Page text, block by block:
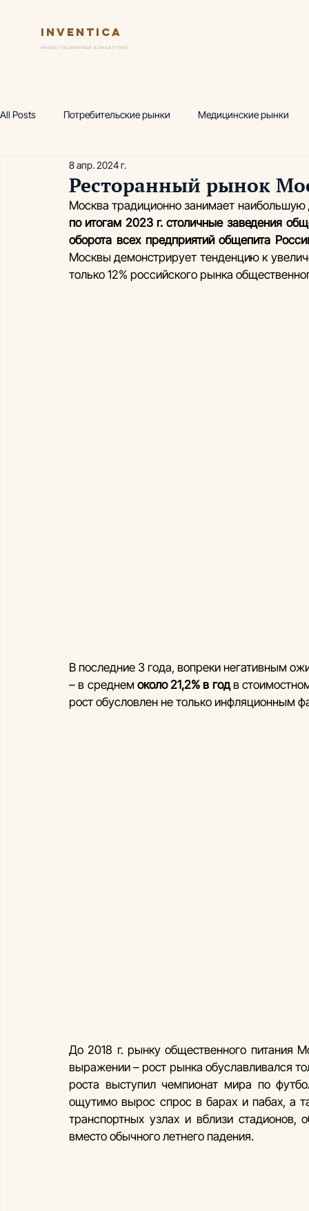
Inventica
ИНВЕСТИЦИОННЫЙ КОНСАЛТИНГ
All Posts Потребительские рынки Медицинские рынки
Финансовая модель
Wellness-центр Горнолыжные комплексы
Аналитика, термы Аналитика, фитнес Академия
Ресторанный рынок
8 апр. 2024 г.
по итогам 2023 г. столичные заведения
оборота всех предприятий общепита
Москвы демонстрирует тенденцию к
только 12% российского рынка
В последние 3 года, вопреки негативным
– в среднем около 21,2% в год в
рост обусловлен не только инфляционным
До 2018 г. рынку общественного питания
выражении – рост рынка обуславливался
роста выступил чемпионат мира по
ощутимо вырос спрос в барах и пабах, а
транспортных узлах и вблизи
вместо обычного летнего падения.